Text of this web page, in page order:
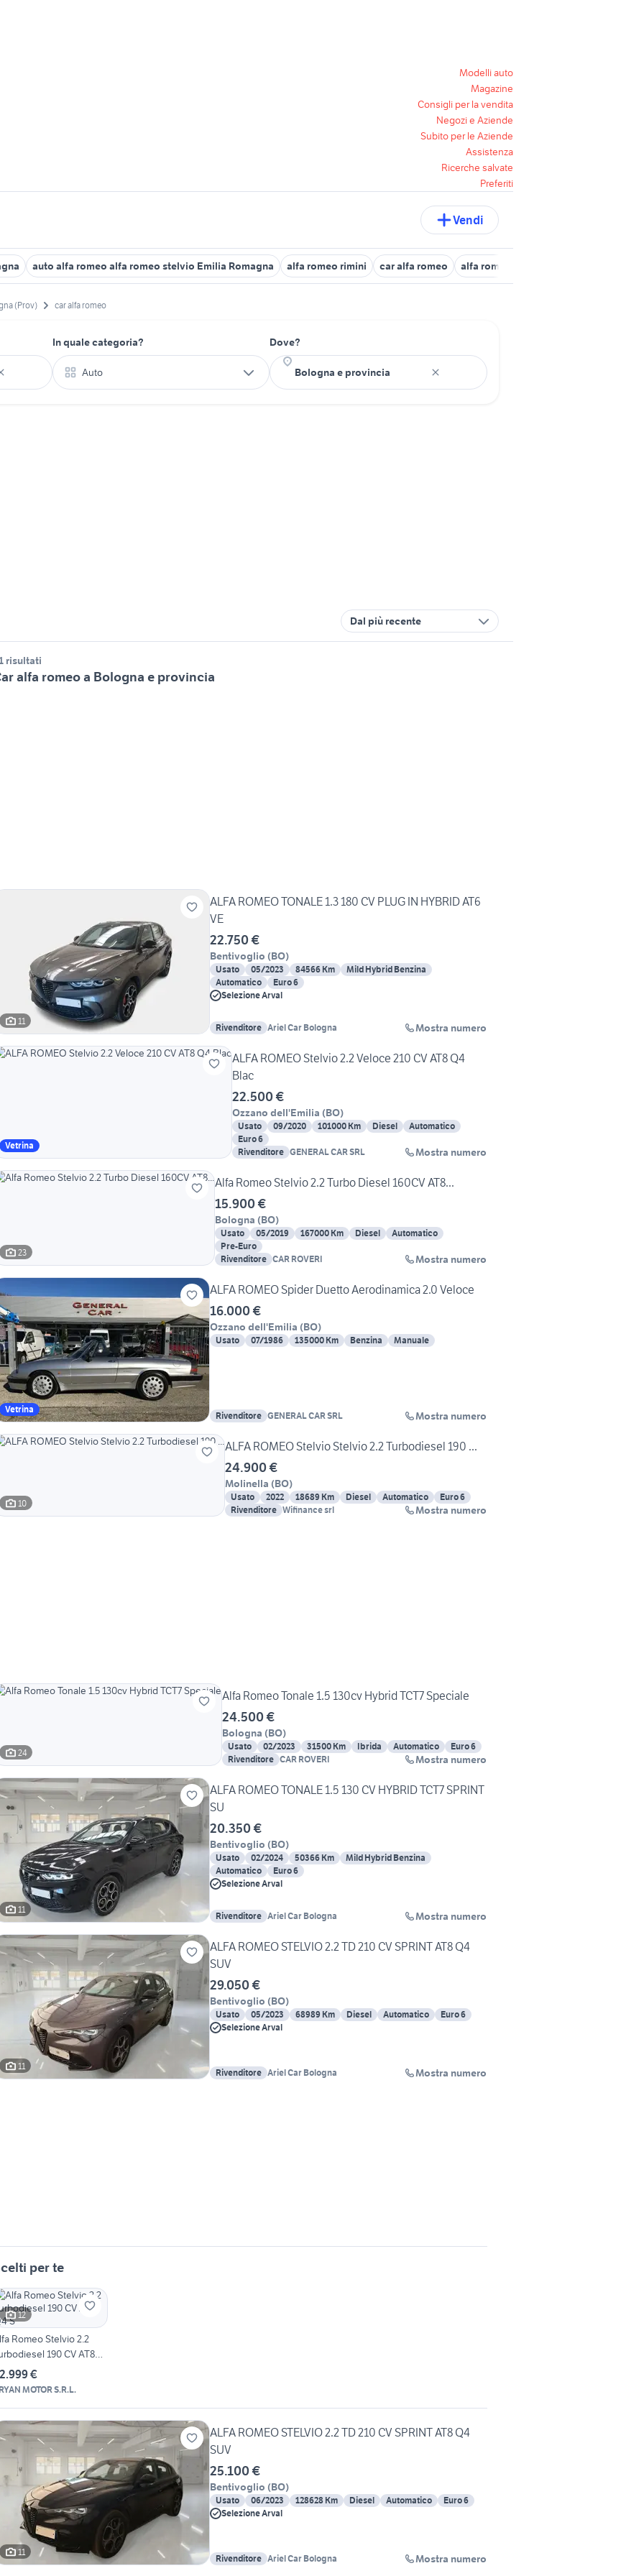
Modelli auto
Magazine
Consigli per la vendita
Negozi e Aziende
Subito per le Aziende
Assistenza
Ricerche salvate
Preferiti
Vendi
auto alfa romeo alfa romeo stelvio Emilia Romagna alfa romeo rimini car alfa romeo alfa romeo 156 Emilia Romagna
(Prov) car alfa romeo
In quale categoria?
Auto
Dove?
Dal più recente
risultati
alfa romeo a Bologna e provincia
11
ALFA ROMEO TONALE 1.3 180 CV PLUG IN HYBRID AT6
VE
22.750 €
Bentivoglio (BO)
Usato 05/2023 84566 Km
Mild Hybrid Benzina
Automatico
Euro 6
Selezione Arval
Rivenditore Ariel Car Bologna Mostra numero
Vetrina
ALFA ROMEO Stelvio 2.2 Veloce 210 CV AT8 Q4
Blac
22.500 €
Ozzano dell'Emilia (BO)
Usato 09/2020 101000 Km Diesel
Automatico
Euro 6
Rivenditore GENERAL CAR SRL Mostra numero
23
Alfa Romeo Stelvio 2.2 Turbo Diesel 160CV AT8...
15.900 €
Bologna (BO)
Usato 05/2019 167000 Km Diesel
Automatico
Pre-Euro
Rivenditore CAR ROVERI Mostra numero
Vetrina
ALFA ROMEO Spider Duetto Aerodinamica 2.0 Veloce
16.000 €
Ozzano dell'Emilia (BO)
Usato 07/1986 135000 Km Benzina Manuale
Rivenditore GENERAL CAR SRL Mostra numero
10
ALFA ROMEO Stelvio Stelvio 2.2 Turbodiesel 190 ...
24.900 €
Molinella (BO)
Usato 2022 18689 Km Diesel Automatico
Euro 6
Rivenditore Wifinance srl Mostra numero
24
Alfa Romeo Tonale 1.5 130cv Hybrid TCT7 Speciale
24.500 €
Bologna (BO)
Usato 02/2023 31500 Km Ibrida Automatico
Euro 6
Rivenditore CAR ROVERI Mostra numero
11
ALFA ROMEO TONALE 1.5 130 CV HYBRID TCT7 SPRINT
SU
20.350 €
Bentivoglio (BO)
Usato 02/2024 50366 Km
Mild Hybrid Benzina
Automatico
Euro 6
Selezione Arval
Rivenditore Ariel Car Bologna Mostra numero
11
ALFA ROMEO STELVIO 2.2 TD 210 CV SPRINT AT8 Q4
SUV
29.050 €
Bentivoglio (BO)
Usato 05/2023 68989 Km Diesel Automatico
Euro 6
Selezione Arval
Rivenditore Ariel Car Bologna Mostra numero
per te
12
Romeo Stelvio 2.2
190 CV AT8
S
€
MOTOR S.R.L.
11
ALFA ROMEO STELVIO 2.2 TD 210 CV SPRINT AT8 Q4
SUV
25.100 €
Bentivoglio (BO)
Usato 06/2023 128628 Km Diesel Automatico
Euro 6
Selezione Arval
Rivenditore Ariel Car Bologna Mostra numero